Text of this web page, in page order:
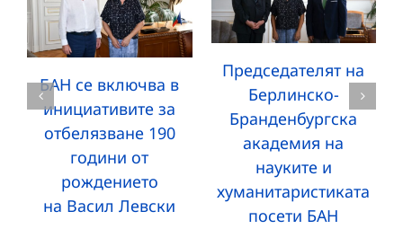
БАН се включва в
инициативите за
отбелязване 190
години от
рождението
на Васил Левски
Председателят на
Берлинско-
Бранденбургска
академия на
науките и
хуманитаристиката
посети БАН